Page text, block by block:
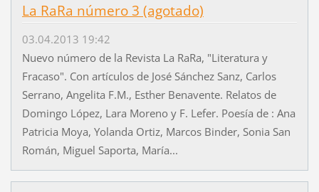
La RaRa número 3 (agotado)
03.04.2013 19:42
Nuevo número de la Revista La RaRa, "Literatura y
Fracaso". Con artículos de José Sánchez Sanz, Carlos
Serrano, Angelita F.M., Esther Benavente. Relatos de
Domingo López, Lara Moreno y F. Lefer. Poesía de : Ana
Patricia Moya, Yolanda Ortiz, Marcos Binder, Sonia San
Román, Miguel Saporta, María...